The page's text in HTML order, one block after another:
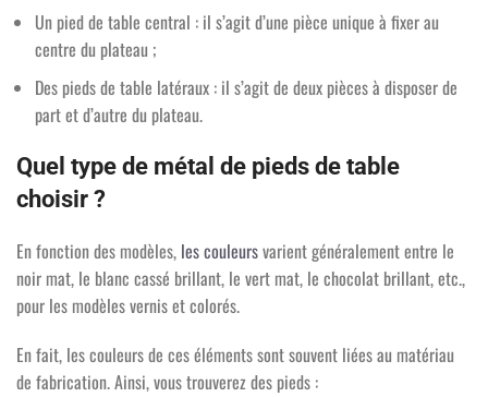
Un pied de table central : il s’agit d’une pièce unique à fixer au
centre du plateau ;
Des pieds de table latéraux : il s’agit de deux pièces à disposer de
part et d’autre du plateau.
Quel type de métal de pieds de table
choisir ?
En fonction des modèles, les couleursvarient généralement entre le
noir mat, le blanc cassé brillant, le vert mat, le chocolat brillant, etc.,
pour les modèles vernis et colorés.
En fait, les couleurs de ces éléments sont souvent liées au matériau
de fabrication. Ainsi, vous trouverez des pieds :